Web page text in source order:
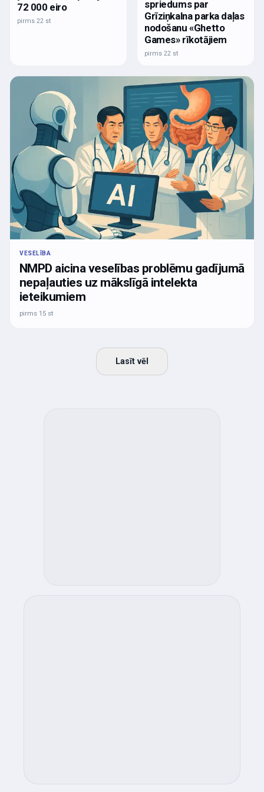
72 000 eiro
pirms 22 st
spriedums par
Grīziņkalna parka daļas
nodošanu «Ghetto
Games» rīkotājiem
pirms 22 st
VESELĪBA
NMPD aicina veselības problēmu gadījumā
nepaļauties uz mākslīgā intelekta
ieteikumiem
pirms 15 st
Lasīt vēl